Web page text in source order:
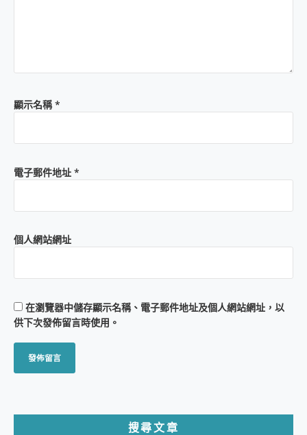
顯示名稱*
電子郵件地址 *
個人網站網址
在瀏覽器中儲存顯示名稱、電子郵件地址及個人網站網址，以
供下次發佈留言時使用。
搜尋文章